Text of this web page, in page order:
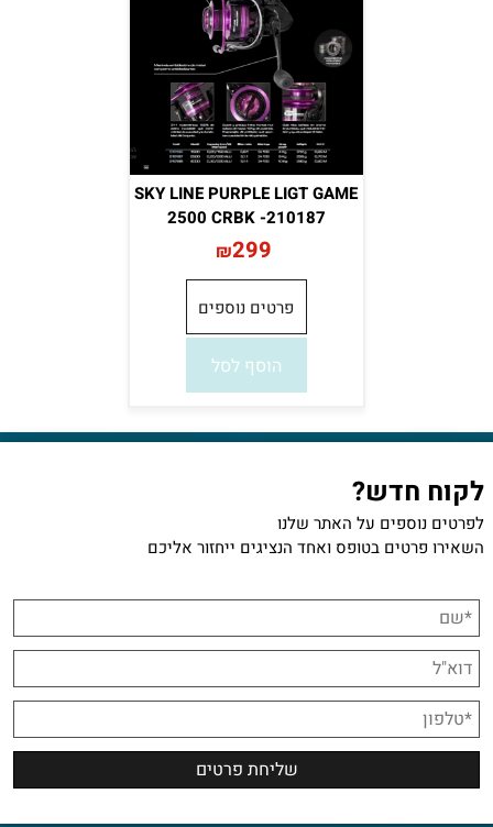
SKY LINE PURPLE LIGT GAME
2500 CRBK -210187
₪299
פרטים נוספים
הוסף לסל
לקוח חדש?
לפרטים נוספים על האתר שלנו
השאירו פרטים בטופס ואחד הנציגים ייחזור אליכם